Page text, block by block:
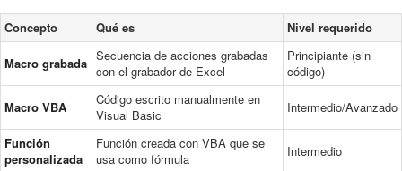
Concepto Qué es Nivel requerido
Macro grabada Secuencia de acciones grabadas
con el grabador de Excel
Principiante (sin
código)
Macro VBA
Código escrito manualmente en
Visual Basic
Intermedio/Avanzado
Función
personalizada
Función creada con VBA que se
usa como fórmula
Intermedio